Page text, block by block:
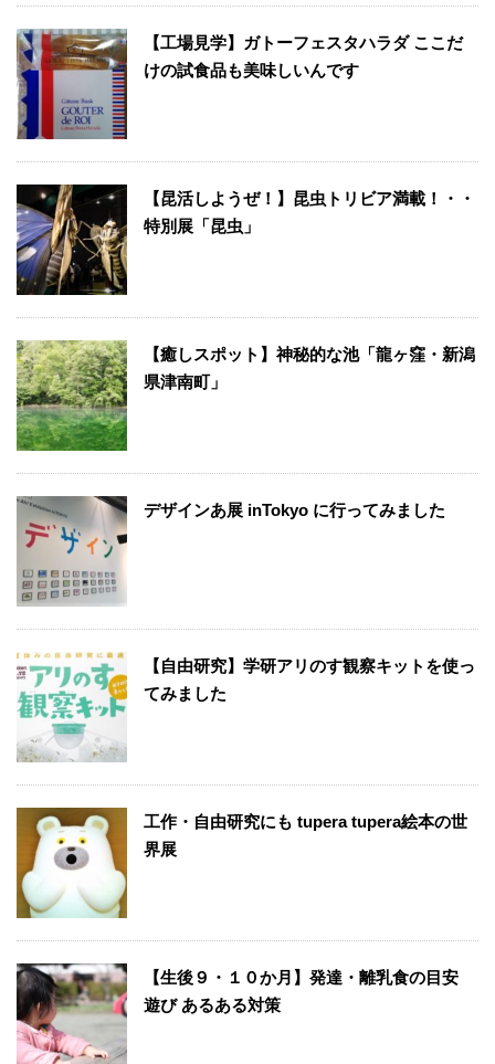
【工場見学】ガトーフェスタハラダ ここだ
けの試食品も美味しいんです
【昆活しようぜ！】昆虫トリビア満載！・・
特別展「昆虫」
【癒しスポット】神秘的な池「龍ヶ窪・新潟
県津南町」
デザインあ展 inTokyo に行ってみました
【自由研究】学研アリのす観察キットを使っ
てみました
工作・自由研究にも tupera tupera絵本の世
界展
【生後９・１０か月】発達・離乳食の目安
遊び あるある対策